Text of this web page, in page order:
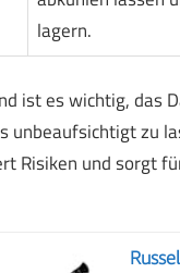
lagern.
ist es wichtig, das
unbeaufsichtigt zu
Risiken und sorgt